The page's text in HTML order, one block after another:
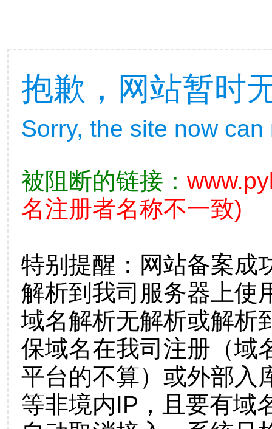
抱歉，网站暂时
Sorry, the site now
被阻断的链接：
名注册者名称不一致)
特别提醒：网站备案成
解析到我司服务器上使
域名解析无解析或解析
保域名在我司注册（域
平台的不算）或外部入
等非境内IP，且要有域